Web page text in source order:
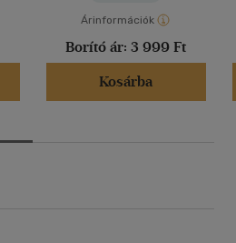
Árinformációk
Borító ár: 3 999 Ft
Kosárba